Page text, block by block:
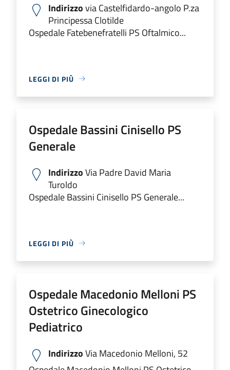
Indirizzovia Castelfidardo-angolo P.za
Principessa Clotilde
Ospedale Fatebenefratelli PS Oftalmico...
LEGGI DI PIÙ
Ospedale Bassini Cinisello PS
Generale
IndirizzoVia Padre David Maria
Turoldo
Ospedale Bassini Cinisello PS Generale...
LEGGI DI PIÙ
Ospedale Macedonio Melloni PS
Ostetrico Ginecologico
Pediatrico
IndirizzoVia Macedonio Melloni, 52